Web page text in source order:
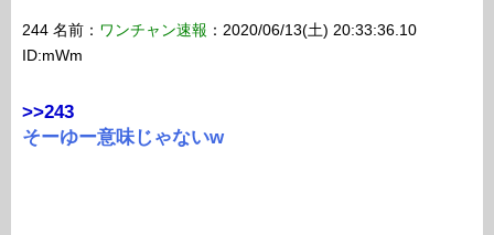
244 名前： ワンチャン速報 ：2020/06/13(土) 20:33:36.10
ID:mWm
>>243
そーゆー意味じゃないw